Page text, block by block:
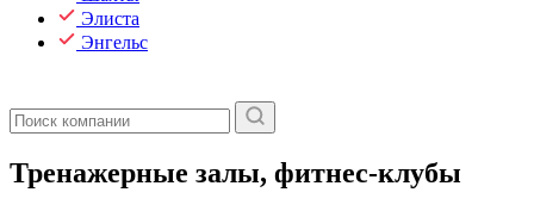
Элиста
Энгельс
Тренажерные залы, фитнес-клубы